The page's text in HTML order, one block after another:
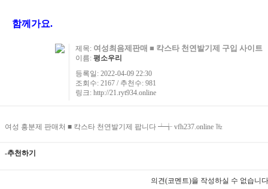
함께가요.
제목: 여성최음제판매 ■ 칵스타 천연발기제 구입 사이트
이름: 평소우리
등록일: 2022-04-09 22:30
조회수: 2167 / 추천수: 981
링크: http://21.ryt934.online
여성 흥분제 판매처 ■ 칵스타 천연발기제 팝니다 ┷╅ vfh237.online ㎔
-추천하기
의견(코멘트)을 작성하실 수 없습니